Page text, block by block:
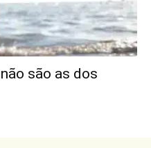
são as dos